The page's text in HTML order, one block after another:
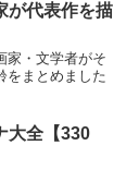
が代表作を描
家・文学者がそ
をまとめました
大全【330